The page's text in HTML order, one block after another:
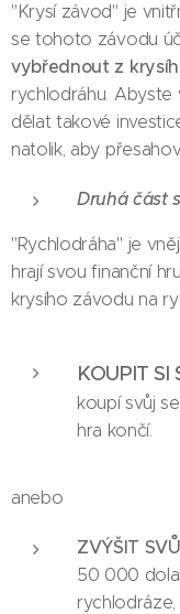
"Krysí závod" je
se tohoto závodu
vybřednout z
rychlodráhu. Abyste
dělat takové
natolik, aby
Druhá část
"Rychlodráha" je
hrají svou finanční hru
krysího závodu na
KOUPIT SI
koupí svůj
hra končí.
anebo
ZVÝŠIT
50 000